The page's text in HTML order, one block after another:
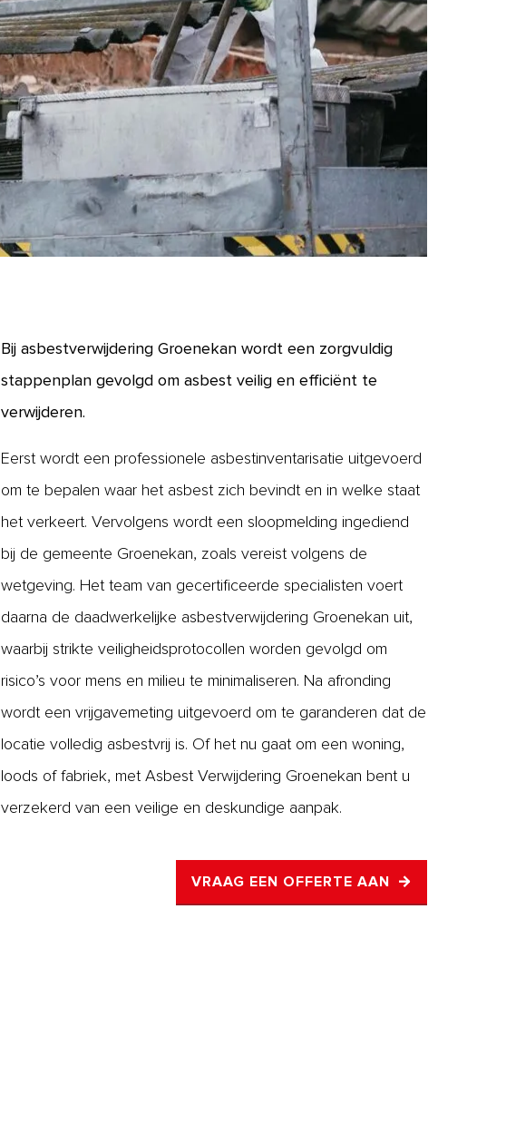
Bij asbestverwijdering Groenekan wordt een zorgvuldig
stappenplan gevolgd om asbest veilig en efficiënt te
verwijderen.
Eerst wordt een professionele asbestinventarisatie uitgevoerd
om te bepalen waar het asbest zich bevindt en in welke staat
het verkeert. Vervolgens wordt een sloopmelding ingediend
bij de gemeente Groenekan, zoals vereist volgens de
wetgeving. Het team van gecertificeerde specialisten voert
daarna de daadwerkelijke asbestverwijdering Groenekan uit,
waarbij strikte veiligheidsprotocollen worden gevolgd om
risico’s voor mens en milieu te minimaliseren. Na afronding
wordt een vrijgavemeting uitgevoerd om te garanderen dat de
locatie volledig asbestvrij is. Of het nu gaat om een woning,
loods of fabriek, met Asbest Verwijdering Groenekan bent u
verzekerd van een veilige en deskundige aanpak.
VRAAG EEN OFFERTE AAN